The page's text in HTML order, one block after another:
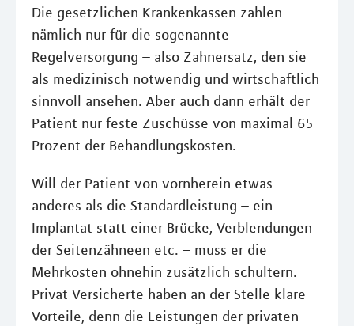
Die gesetzlichen Krankenkassen zahlen
nämlich nur für die sogenannte
Regelversorgung – also Zahnersatz, den sie
als medizinisch notwendig und wirtschaftlich
sinnvoll ansehen. Aber auch dann erhält der
Patient nur feste Zuschüsse von maximal 65
Prozent der Behandlungskosten.
Will der Patient von vornherein etwas
anderes als die Standardleistung – ein
Implantat statt einer Brücke, Verblendungen
der Seitenzähneen etc. – muss er die
Mehrkosten ohnehin zusätzlich schultern.
Privat Versicherte haben an der Stelle klare
Vorteile, denn die Leistungen der privaten